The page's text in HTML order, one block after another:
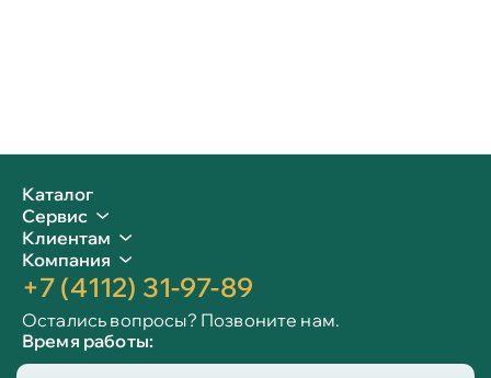
Каталог
Сервис
Клиентам
Компания
+7 (4112) 31-97-89
Остались вопросы? Позвоните нам.
Время работы: